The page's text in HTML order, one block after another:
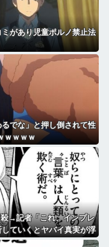
があり児童ポルノ禁止法
でな」と押し倒されて性
ｗｗｗｗ
→記者「これ、インプレ
ていくとヤバイ真実が浮